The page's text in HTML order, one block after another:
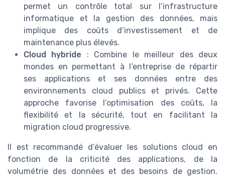
permet un contrôle total sur l’infrastructure
informatique et la gestion des données, mais
implique des coûts d’investissement et de
maintenance plus élevés.
Cloud hybride : Combine le meilleur des deux
mondes en permettant à l’entreprise de répartir
ses applications et ses données entre des
environnements cloud publics et privés. Cette
approche favorise l’optimisation des coûts, la
flexibilité et la sécurité, tout en facilitant la
migration cloud progressive.
Il est recommandé d’évaluer les solutions cloud en
fonction de la criticité des applications, de la
volumétrie des données et des besoins de gestion.